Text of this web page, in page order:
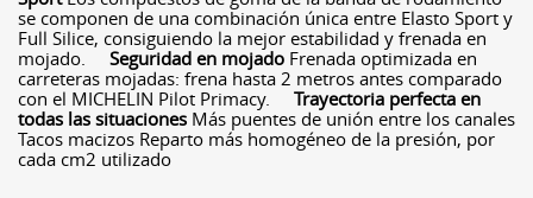
se componen de una combinación única entre Elasto Sport y
Full Silice, consiguiendo la mejor estabilidad y frenada en
mojado. Seguridad en mojado Frenada optimizada en
carreteras mojadas: frena hasta 2 metros antes comparado
con el MICHELIN Pilot Primacy. Trayectoria perfecta en
todas las situaciones Más puentes de unión entre los canales
Tacos macizos Reparto más homogéneo de la presión, por
cada cm2 utilizado